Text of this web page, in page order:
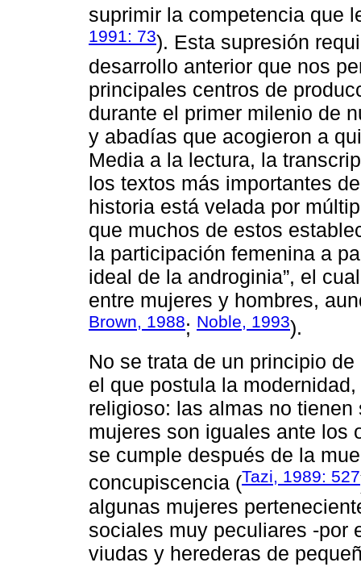
suprimir la competencia que
1991: 73). Esta supresión
desarrollo anterior que nos
principales centros de
durante el primer milenio de
y abadías que acogieron a
Media a la lectura, la
los textos más importantes
historia está velada por
que muchos de estos
la participación femenina a
ideal de la androginia”, el
entre mujeres y hombres,
Brown, 1988; Noble, 1993).
No se trata de un principio
el que postula la
religioso: las almas no
mujeres son iguales ante los
se cumple después de la
concupiscencia (Tazi, 1989: 527
algunas mujeres
sociales muy peculiares -por
viudas y herederas de